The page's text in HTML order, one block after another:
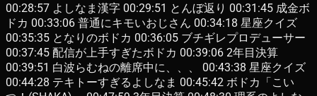
00:28:57 よしなま漢字 00:29:51 とんぼ返り 00:31:45 成金ボ
ドカ 00:33:06 普通にキモいおじさん 00:34:18 星座クイズ
00:35:35 となりのボドカ 00:36:05 ブチギレプロデューサー
00:37:45 配信が上手すぎたボドカ 00:39:06 2年目決算
00:39:51 白波らむねの離席中に、、、 00:43:38 星座クイズ
00:44:28 テキトーすぎるよしなま 00:45:42 ボドカ「こい